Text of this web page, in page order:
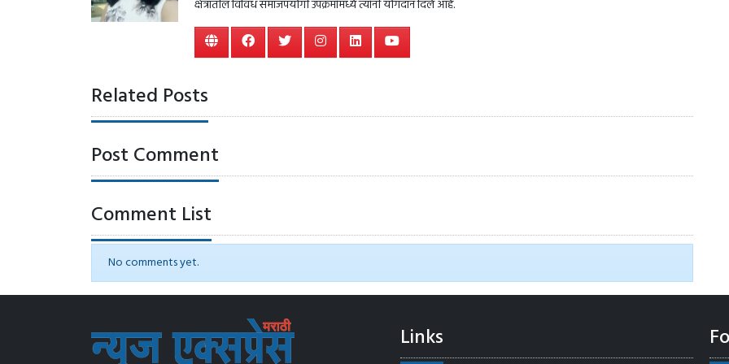
क्षेत्रातील विविध समाजपयोगी उपक्रमांमध्ये त्यांनी योगदान दिले आहे.
Related Posts
Post Comment
Comment List
No comments yet.
Links